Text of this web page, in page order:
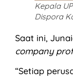
Kepala
Dispora
Saat ini,
company
“Setiap